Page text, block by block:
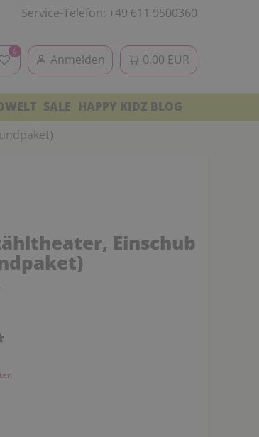
Service-Telefon: +49 611 9500360
0
Anmelden 0,00 EUR
SALE HAPPY KIDZ BLOG
Einschub